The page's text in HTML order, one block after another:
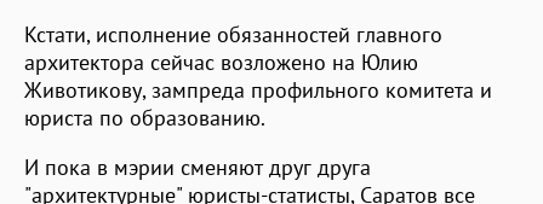
Кстати, исполнение обязанностей главного
архитектора сейчас возложено на Юлию
Животикову, зампреда профильного комитета и
юриста по образованию.
И пока в мэрии сменяют друг друга
"архитектурные" юристы-статисты, Саратов все